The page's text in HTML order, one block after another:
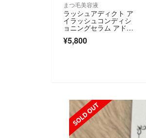
まつ毛美容液
ラッシュアディクト ア
イラッシュコンディシ
ョニングセラム アドバ
液 ★ 正規品 ★ 新品未
¥5,800
SOLD OUT